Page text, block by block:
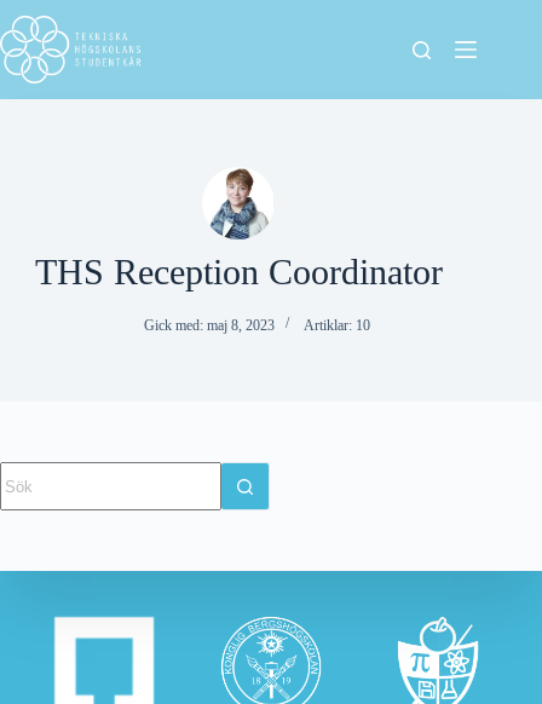
THS Reception Coordinator
Gick med: maj 8, 2023 Artiklar: 10